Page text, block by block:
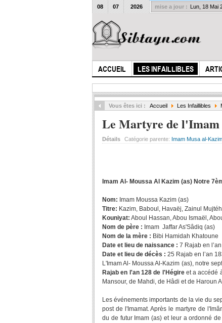
ACCUEIL LES INFAILLIBLES
08 07 2026 mise a jour : Lun, 18 Mai
Vous êtes ici : Accueil Les Infaillibles
Le Martyre de l'Imam
Détails Catégorie parente: Imam Musa al-
Imam Al- Moussa Al Kazim (as) Notre
Nom: Imam Moussa Kazim (as)
Titre: Kazim, Baboul, Havaëj, Zainul
Kouniyat: Aboul Hassan, Abou Ismaël,
Nom de père : Imam Jaffar As'Sâdiq (as)
Nom de la mère : Bibi Hamidah Khatoune
Date et lieu de naissance : 7 Rajab en
Date et lieu de décès : 25 Rajab en l’an
L'Imam Al- Moussa Al-Kazim (as), notre
Rajab en l'an 128 de l'Hégireet a accédé
Mansour, de Mahdi, de Hâdi et de Haroun
Les événements importants de la vie du
post de l'Imamat. Après le martyre de
du de futur Imam (as) et leur a ordonné